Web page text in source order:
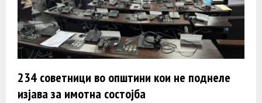
234 советници во општини кои не поднеле
изјава за имотна состојба